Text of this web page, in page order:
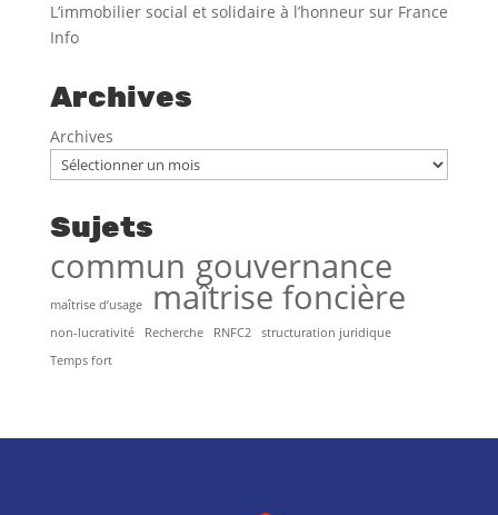
L’immobilier social et solidaire à l’honneur sur France
Info
Archives
Archives
Sujets
commun gouvernance
maîtrise d’usage maîtrise foncière
non-lucrativité Recherche RNFC2
structuration juridique
Temps fort